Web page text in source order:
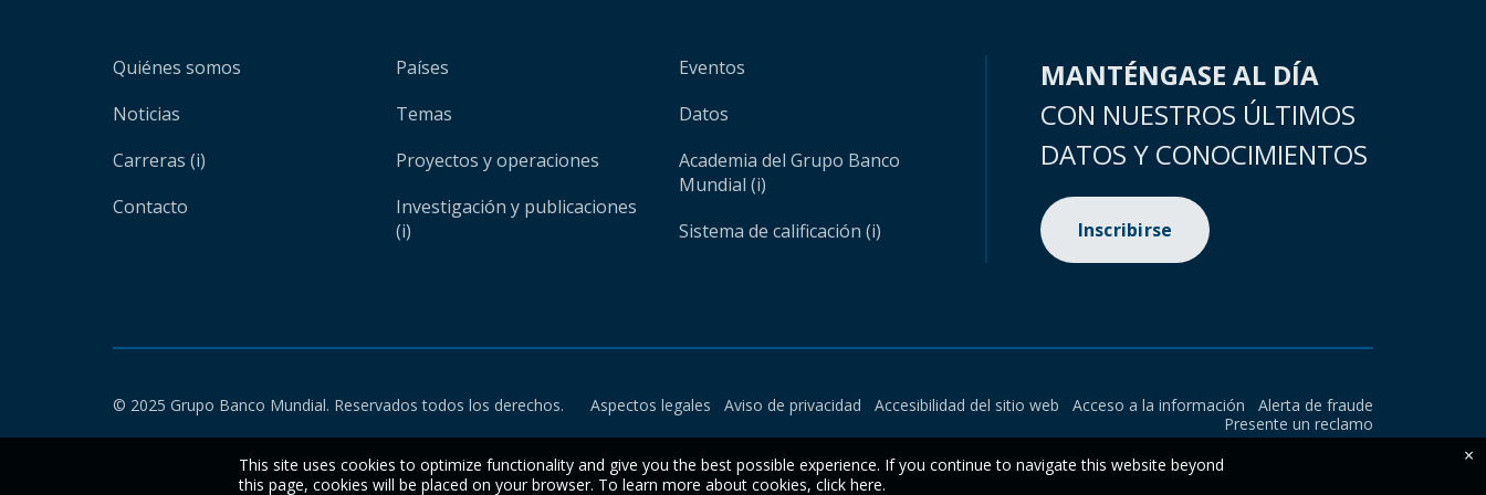
Quiénes somos
Noticias
Carreras (i)
Contacto
Países
Temas
Proyectos y operaciones
Investigación y publicaciones
(i)
Eventos
Datos
Academia del Grupo Banco
Mundial (i)
Sistema de calificación (i)
MANTÉNGASE AL DÍA
CON NUESTROS ÚLTIMOS
DATOS Y CONOCIMIENTOS
Inscribirse
© 2025 Grupo Banco Mundial. Reservados todos los derechos. Aspectos legales Aviso de privacidad Accesibilidad del sitio web Acceso a la información
Alerta de fraude
Presente un reclamo
This site uses cookies to optimize functionality and give you the best possible experience. If you continue to navigate this website beyond
this page, cookies will be placed on your browser. To learn more about cookies, click here.
×